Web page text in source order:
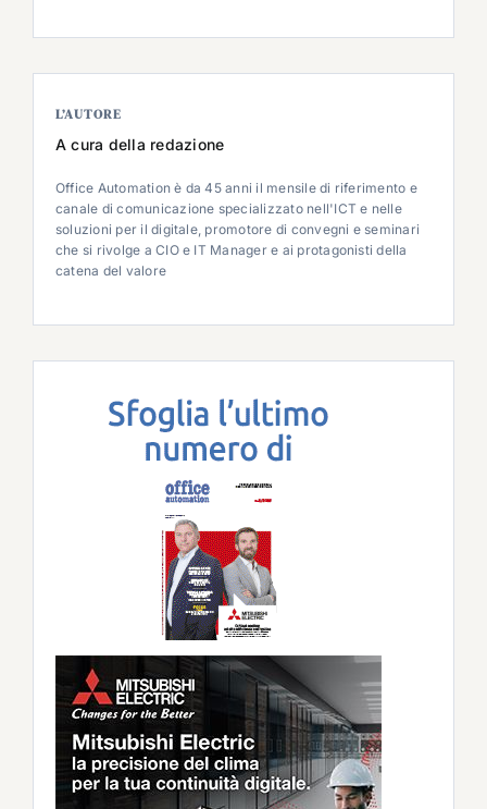
L’AUTORE
A cura della redazione
Office Automation è da 45 anni il mensile di riferimento e
canale di comunicazione specializzato nell'ICT e nelle
soluzioni per il digitale, promotore di convegni e seminari
che si rivolge a CIO e IT Manager e ai protagonisti della
catena del valore